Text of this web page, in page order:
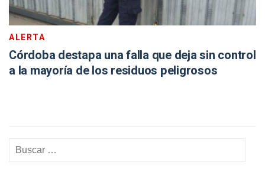
ALERTA
Córdoba destapa una falla que deja sin control
a la mayoría de los residuos peligrosos